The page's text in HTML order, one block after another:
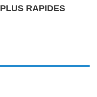
PLUS RAPIDES